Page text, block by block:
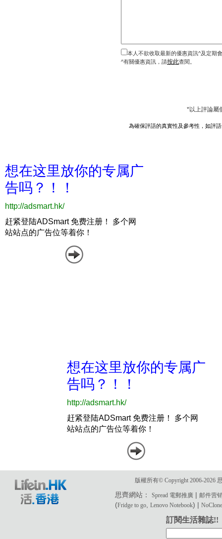
本人不欲收取最新的優惠資訊^及定期
^有關優惠資訊，請按此查閱。
*以上評論屬
為確保評語的真實性及參考性，如評
版權所有© Copyright 2006-2026
思齊網站：Spread 電郵推廣 |邮件营
(Fridge to go ,Lenovo Notebook) |